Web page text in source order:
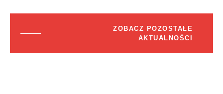
ZOBACZ POZOSTAŁE
AKTUALNOŚCI